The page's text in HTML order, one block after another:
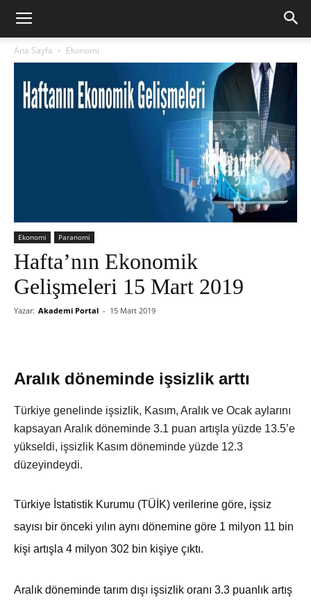
Ana Sayfa Ekonomi
Ekonomi Paranomi
Hafta’nın Ekonomik
Gelişmeleri 15 Mart 2019
Yazar: Akademi Portal - 15 Mart 2019
Aralık döneminde işsizlik arttı
Türkiye genelinde işsizlik, Kasım, Aralık ve Ocak aylarını
kapsayan Aralık döneminde 3.1 puan artışla yüzde 13.5’e
yükseldi, işsizlik Kasım döneminde yüzde 12.3
düzeyindeydi.
Türkiye İstatistik Kurumu (TÜİK) verilerine göre, işsiz
sayısı bir önceki yılın aynı dönemine göre 1 milyon 11 bin
kişi artışla 4 milyon 302 bin kişiye çıktı.
Aralık döneminde tarım dışı işsizlik oranı 3.3 puanlık artış